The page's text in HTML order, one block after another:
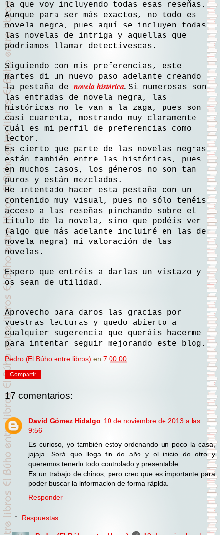
la que voy incluyendo todas esas reseñas.
Aunque para ser más exactos, no todo es
novela negra, pues aquí se incluyen todas
las novelas de intriga y aquellas que
podríamos llamar detectivescas.
Siguiendo con mis preferencias, este
martes di un nuevo paso adelante creando
la pestaña de novela histórica. Si numerosas son
las entradas de novela negra, las
históricas no le van a la zaga, pues son
casi cuarenta, mostrando muy claramente
cuál es mi perfil de preferencias como
lector.
Es cierto que parte de las novelas negras
están también entre las históricas, pues
en muchos casos, los géneros no son tan
puros y están mezclados.
He intentado hacer esta pestaña con un
contenido muy visual, pues no sólo tenéis
acceso a las reseñas pinchando sobre el
título de la novela, sino que podéis ver
(algo que más adelante incluiré en las de
novela negra) mi valoración de las
novelas.
Espero que entréis a darlas un vistazo y
os sean de utilidad.
Aprovecho para daros las gracias por
vuestras lecturas y quedo abierto a
cualquier sugerencia que queráis hacerme
para intentar seguir mejorando este blog.
Pedro (El Búho entre libros) en 7:00:00
Compartir
17 comentarios:
David Gómez Hidalgo 10 de noviembre de 2013 a las
9:56
Es curioso, yo también estoy ordenando un poco la casa,
jajaja. Será que llega fin de año y el inicio de otro y
queremos tenerlo todo controlado y presentable.
Es un trabajo de chinos, pero creo que es importante para
poder buscar la información de forma rápida.
Responder
Respuestas